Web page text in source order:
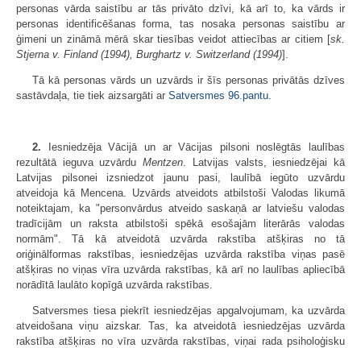
personas vārda saistību ar tās privāto dzīvi, kā arī to, ka vārds ir
personas identificēšanas forma, tas nosaka personas saistību ar
ģimeni un zināmā mērā skar tiesības veidot attiecības ar citiem [sk.
Stjerna v. Finland (1994), Burghartz v. Switzerland (1994)].
Tā kā personas vārds un uzvārds ir šīs personas privātās dzīves
sastāvdaļa, tie tiek aizsargāti ar Satversmes 96.pantu.
2. Iesniedzēja Vācijā un ar Vācijas pilsoni noslēgtās laulības
rezultātā ieguva uzvārduMentzen. Latvijas valsts, iesniedzējai kā
Latvijas pilsonei izsniedzot jaunu pasi, laulībā iegūto uzvārdu
atveidoja kā Mencena. Uzvārds atveidots atbilstoši Valodas likumā
noteiktajam, ka "personvārdus atveido saskaņā ar latviešu valodas
tradīcijām un raksta atbilstoši spēkā esošajām literārās valodas
normām". Tā kā atveidotā uzvārda rakstība atšķiras no tā
oriģinālformas rakstības, iesniedzējas uzvārda rakstība viņas pasē
atšķiras no viņas vīra uzvārda rakstības, kā arī no laulības apliecībā
norādītā laulāto kopīgā uzvārda rakstības.
Satversmes tiesa piekrīt iesniedzējas apgalvojumam, ka uzvārda
atveidošana viņu aizskar. Tas, ka atveidotā iesniedzējas uzvārda
rakstība atšķiras no vīra uzvārda rakstības, viņai rada psiholoģisku